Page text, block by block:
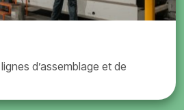
d’assemblage et de